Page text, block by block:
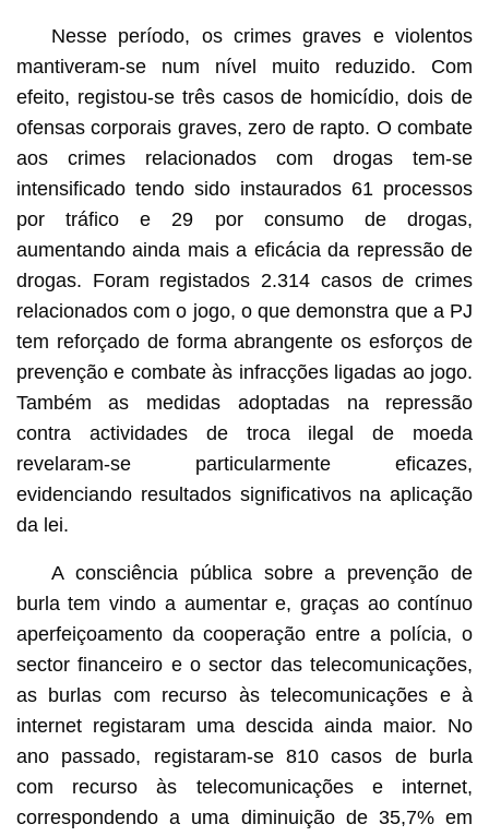
Nesse período, os crimes graves e violentos
mantiveram-se num nível muito reduzido. Com
efeito, registou-se três casos de homicídio, dois de
ofensas corporais graves, zero de rapto. O combate
aos crimes relacionados com drogas tem-se
intensificado tendo sido instaurados 61 processos
por tráfico e 29 por consumo de drogas,
aumentando ainda mais a eficácia da repressão de
drogas. Foram registados 2.314 casos de crimes
relacionados com o jogo, o que demonstra que a PJ
tem reforçado de forma abrangente os esforços de
prevenção e combate às infracções ligadas ao jogo.
Também as medidas adoptadas na repressão
contra actividades de troca ilegal de moeda
revelaram-se particularmente eficazes,
evidenciando resultados significativos na aplicação
da lei.
A consciência pública sobre a prevenção de
burla tem vindo a aumentar e, graças ao contínuo
aperfeiçoamento da cooperação entre a polícia, o
sector financeiro e o sector das telecomunicações,
as burlas com recurso às telecomunicações e à
internet registaram uma descida ainda maior. No
ano passado, registaram-se 810 casos de burla
com recurso às telecomunicações e internet,
correspondendo a uma diminuição de 35,7% em